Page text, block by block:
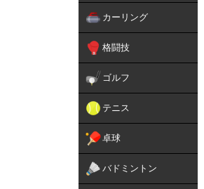
カーリング
格闘技
ゴルフ
テニス
卓球
バドミントン